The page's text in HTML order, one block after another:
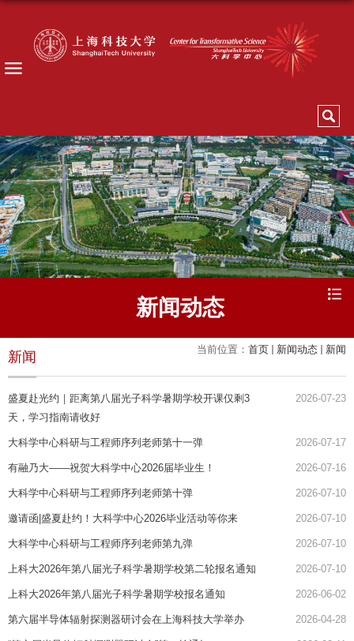
新闻动态
当前位置： 首页 新闻动态 新闻
新闻
盛夏赴光约｜距离第八届光子科学暑期学校开课仅剩3
天，学习指南请收好
2026-07-23
大科学中心科研与工程师序列老师第十一弹 2026-07-17
有融乃大——祝贺大科学中心2026届毕业生！ 2026-07-16
大科学中心科研与工程师序列老师第十弹 2026-07-10
邀请函|盛夏赴约！大科学中心2026毕业活动等你来 2026-07-10
大科学中心科研与工程师序列老师第九弹 2026-07-10
上科大2026年第八届光子科学暑期学校第二轮报名通知 2026-07-10
上科大2026年第八届光子科学暑期学校报名通知 2026-06-02
第六届半导体辐射探测器研讨会在上海科技大学举办 2026-04-28